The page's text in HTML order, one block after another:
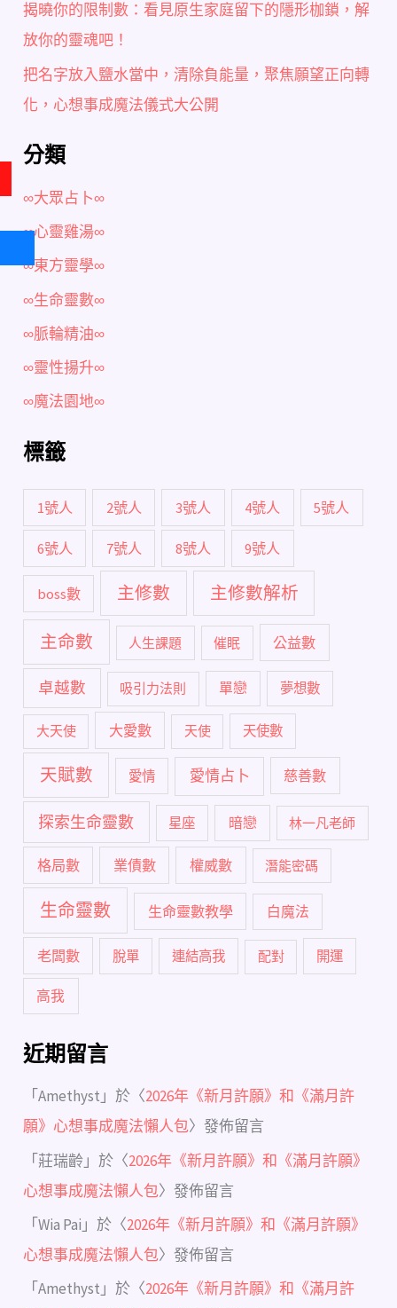
揭曉你的限制數：看見原生家庭留下的隱形枷鎖，解
放你的靈魂吧！
把名字放入鹽水當中，清除負能量，聚焦願望正向轉
化，心想事成魔法儀式大公開
分類
∞大眾占卜∞
∞心靈雞湯∞
∞東方靈學∞
∞生命靈數∞
∞脈輪精油∞
∞靈性揚升∞
∞魔法園地∞
標籤
1號人 2號人 3號人 4號人 5號人
6號人 7號人 8號人 9號人
boss數 主修數 主修數解析
主命數 人生課題 催眠 公益數
卓越數 吸引力法則 單戀 夢想數
大天使 大愛數 天使 天使數
天賦數 愛情 愛情占卜 慈善數
探索生命靈數 星座 暗戀 林一凡老師
格局數 業債數 權威數 潛能密碼
生命靈數 生命靈數教學 白魔法
老闆數 脫單 連結高我 配對 開運
高我
近期留言
「Amethyst 」於〈2026年《新月許願》和《滿月許
願》心想事成魔法懶人包〉發佈留言
「莊瑞齡 」於〈2026年《新月許願》和《滿月許願》
心想事成魔法懶人包〉發佈留言
「Wia Pai 」於〈2026年《新月許願》和《滿月許願》
心想事成魔法懶人包〉發佈留言
「Amethyst 」於〈2026年《新月許願》和《滿月許